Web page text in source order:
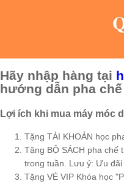
Hãy nhập hàng tại
hướng dẫn pha
Lợi ích khi mua máy móc
Tặng TÀI KHOẢN học
Tặng BỘ SÁCH pha chế
trong tuần. Lưu ý: Ưu đãi
Tặng VÉ VIP Khóa học